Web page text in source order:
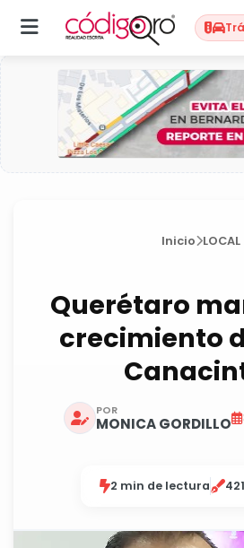
Inicio LOCAL
Querétaro
crecimiento
POR
MONICA GORDILLO
2 min de lectura